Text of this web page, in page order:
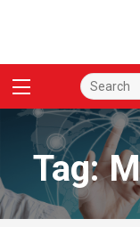
Tag: